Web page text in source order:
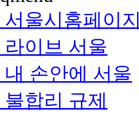
서울시홈페이지
라이브 서울
내 손안에 서울
불합리 규제